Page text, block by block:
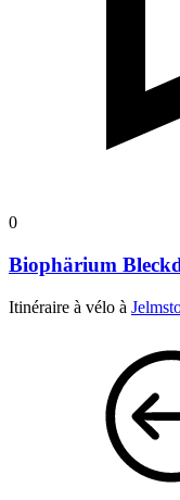
0
Biophärium
Itinéraire à vélo à